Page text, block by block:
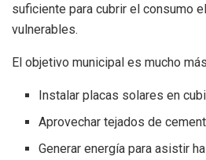
suficiente para cubrir el consumo
vulnerables.
El objetivo municipal es mucho
Instalar placas solares en
Aprovechar tejados de
Generar energía para asistir